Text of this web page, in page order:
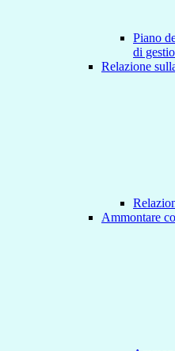
Piano
di
Relazione
Ammontare